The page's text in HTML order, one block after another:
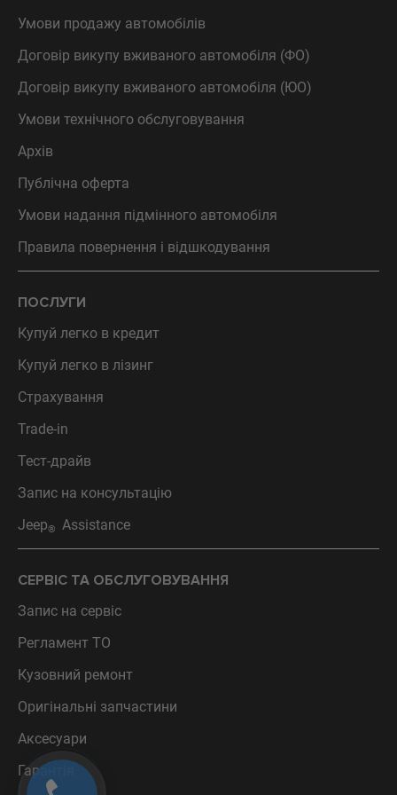
Умови продажу автомобілів
Договір викупу вживаного автомобіля (ФО)
Договір викупу вживаного автомобіля (ЮО)
Умови технічного обслуговування
Архів
Публічна оферта
Умови надання підмінного автомобіля
Правила повернення і відшкодування
ПОСЛУГИ
Купуй легко в кредит
Купуй легко в лізинг
Страхування
Trade-in
Тест-драйв
Запис на консультацію
Jeep® Assistance
СЕРВІС ТА ОБСЛУГОВУВАННЯ
Запис на сервіс
Регламент ТО
Кузовний ремонт
Оригінальні запчастини
Аксесуари
Гарантія